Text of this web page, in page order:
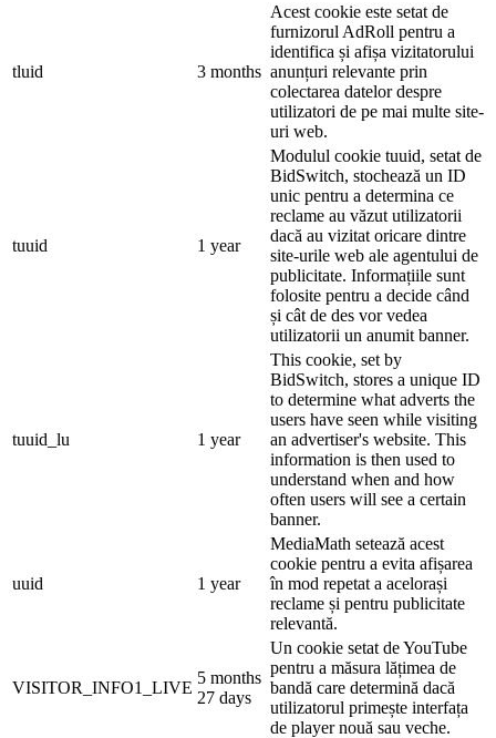
tluid 3 months
Acest cookie este setat de
furnizorul AdRoll pentru a
identifica și afișa vizitatorului
anunțuri relevante prin
colectarea datelor despre
utilizatori de pe mai multe site-
uri web.
tuuid 1 year
Modulul cookie tuuid, setat de
BidSwitch, stochează un ID
unic pentru a determina ce
reclame au văzut utilizatorii
dacă au vizitat oricare dintre
site-urile web ale agentului de
publicitate. Informațiile sunt
folosite pentru a decide când
și cât de des vor vedea
utilizatorii un anumit banner.
tuuid_lu 1 year
This cookie, set by
BidSwitch, stores a unique ID
to determine what adverts the
users have seen while visiting
an advertiser's website. This
information is then used to
understand when and how
often users will see a certain
banner.
uuid 1 year
MediaMath setează acest
cookie pentru a evita afișarea
în mod repetat a acelorași
reclame și pentru publicitate
relevantă.
VISITOR_INFO1_LIVE
5 months
27 days
Un cookie setat de YouTube
pentru a măsura lățimea de
bandă care determină dacă
utilizatorul primește interfața
de player nouă sau veche.